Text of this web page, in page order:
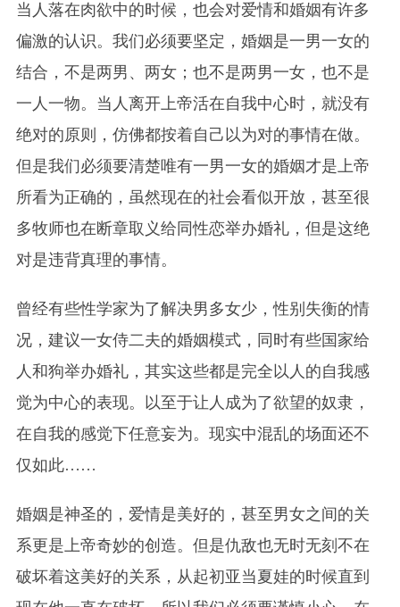
当人落在肉欲中的时候，也会对爱情和婚姻有许多
偏激的认识。我们必须要坚定，婚姻是一男一女的
结合，不是两男、两女；也不是两男一女，也不是
一人一物。当人离开上帝活在自我中心时，就没有
绝对的原则，仿佛都按着自己以为对的事情在做。
但是我们必须要清楚唯有一男一女的婚姻才是上帝
所看为正确的，虽然现在的社会看似开放，甚至很
多牧师也在断章取义给同性恋举办婚礼，但是这绝
对是违背真理的事情。
曾经有些性学家为了解决男多女少，性别失衡的情
况，建议一女侍二夫的婚姻模式，同时有些国家给
人和狗举办婚礼，其实这些都是完全以人的自我感
觉为中心的表现。以至于让人成为了欲望的奴隶，
在自我的感觉下任意妄为。现实中混乱的场面还不
仅如此……
婚姻是神圣的，爱情是美好的，甚至男女之间的关
系更是上帝奇妙的创造。但是仇敌也无时无刻不在
破坏着这美好的关系，从起初亚当夏娃的时候直到